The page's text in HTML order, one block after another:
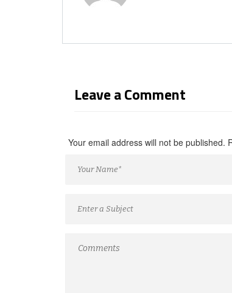
Leave a Comment
Your email address will not be published.